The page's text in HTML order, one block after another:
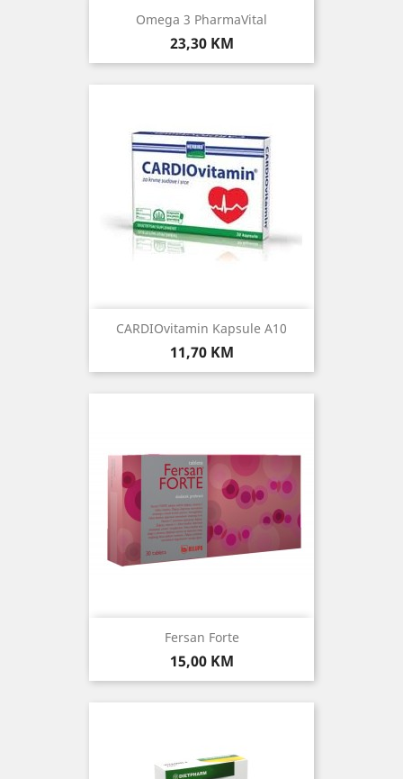
Omega 3 PharmaVital
Cijena
23,30 KM
CARDIOvitamin Kapsule A10
Cijena
11,70 KM
Fersan Forte
Cijena
15,00 KM